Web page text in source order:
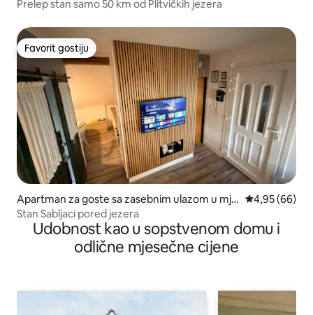
Prelep stan samo 50 km od Plitvičkih jezera
Favorit gostiju
Favorit gostiju
Apartman za goste sa zasebnim ulazom u mje
stu Ogulin
prosječna
4,95 (66)
Stan Sabljaci pored jezera
Udobnost kao u sopstvenom domu i
odlične mjesečne cijene